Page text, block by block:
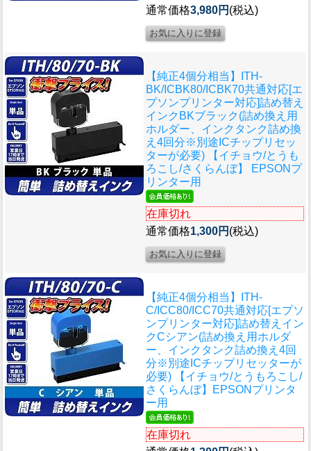
通常価格3,980円 (税込)
【純正4個分相当】ITH-
BK/ICBK80/ICBK70共通対応[エ
プソンプリンター対応]詰め替え
インクBKブラック(詰め換え用
ホルダー、インクタンク詰め換
え4回分※別途ICチップリセッ
ターが必要) 【イチョウ/とうも
ろこし/さくらんぼ】 EPSONプ
リンター用
在庫切れ
通常価格1,300円 (税込)
【純正4個分相当】ITH-
C/ICC80/ICC70共通対応[エプソ
ンプリンター対応]詰め替えイン
クCシアン(詰め換え用ホルダ
ー、インクタンク詰め換え4回
分※別途ICチップリセッターが
必要) 【イチョウ/とうもろこし/
さくらんぼ】EPSONプリンタ
ー用
在庫切れ